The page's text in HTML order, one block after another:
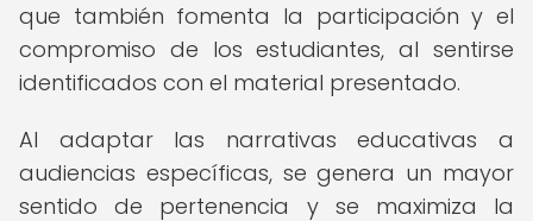
que también fomenta la participación y el
compromiso de los estudiantes, al sentirse
identificados con el material presentado.
Al adaptar las narrativas educativas a
audiencias específicas, se genera un mayor
sentido de pertenencia y se maximiza la